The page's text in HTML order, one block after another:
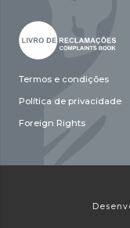
Termos e condições
Política de privacidade
Foreign Rights